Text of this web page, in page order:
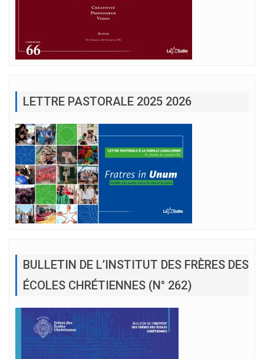
LETTRE PASTORALE 2025 2026
BULLETIN DE L’INSTITUT DES FRÈRES DES
ÉCOLES CHRÉTIENNES (N° 262)